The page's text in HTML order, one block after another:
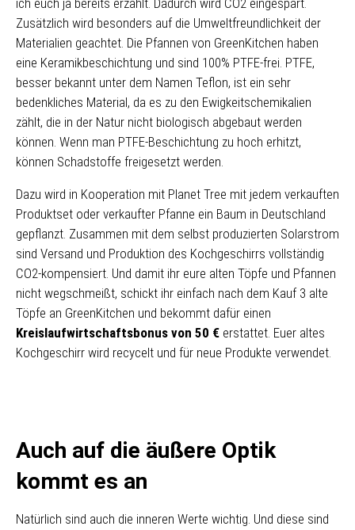
ich euch ja bereits erzählt. Dadurch wird CO2 eingespart.
Zusätzlich wird besonders auf die Umweltfreundlichkeit der
Materialien geachtet. Die Pfannen von GreenKitchen haben
eine Keramikbeschichtung und sind 100% PTFE-frei. PTFE,
besser bekannt unter dem Namen Teflon, ist ein sehr
bedenkliches Material, da es zu den Ewigkeitschemikalien
zählt, die in der Natur nicht biologisch abgebaut werden
können. Wenn man PTFE-Beschichtung zu hoch erhitzt,
können Schadstoffe freigesetzt werden.
Dazu wird in Kooperation mit Planet Tree mit jedem verkauften
Produktset oder verkaufter Pfanne ein Baum in Deutschland
gepflanzt. Zusammen mit dem selbst produzierten Solarstrom
sind Versand und Produktion des Kochgeschirrs vollständig
CO2-kompensiert. Und damit ihr eure alten Töpfe und Pfannen
nicht wegschmeißt, schickt ihr einfach nach dem Kauf 3 alte
Töpfe an GreenKitchen und bekommt dafür einen
Kreislaufwirtschaftsbonus von 50 € erstattet. Euer altes
Kochgeschirr wird recycelt und für neue Produkte verwendet.
Auch auf die äußere Optik
kommt es an
Natürlich sind auch die inneren Werte wichtig. Und diese sind